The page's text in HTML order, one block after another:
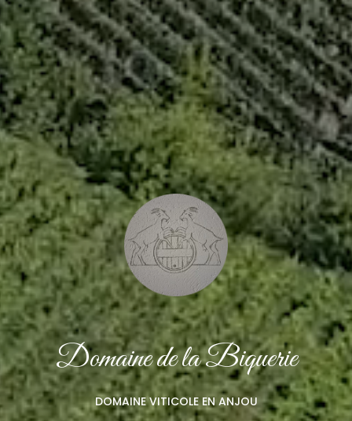
Domaine de la Biquerie
DOMAINE VITICOLE EN ANJOU